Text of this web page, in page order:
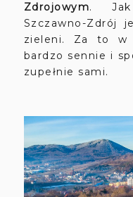
Zdrojowym.
Szczawno-Zdrój
zieleni. Za to w
bardzo sennie i
zupełnie sami.